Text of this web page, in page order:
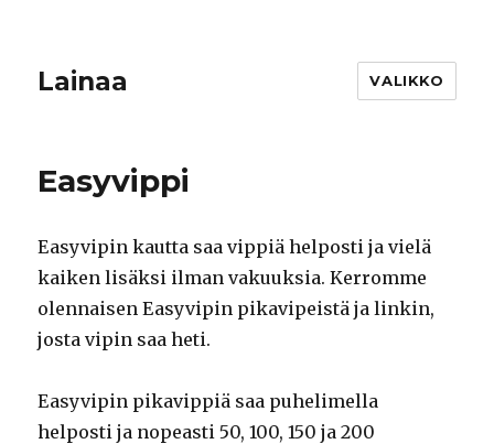
Lainaa VALIKKO
Easyvippi
Easyvipin kautta saa vippiä helposti ja vielä
kaiken lisäksi ilman vakuuksia. Kerromme
olennaisen Easyvipin pikavipeistä ja linkin,
josta vipin saa heti.
Easyvipin pikavippiä saa puhelimella
helposti ja nopeasti 50, 100, 150 ja 200